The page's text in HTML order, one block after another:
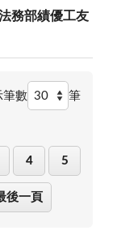
務部績優工友
筆數 筆
4 5
後一頁